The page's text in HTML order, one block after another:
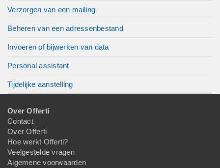
Verzorgen van een mailing
Beheren van een adressenbestand
Invoeren of bijwerken van data
Personal assistant
Tijdelijke aanstelling
Over Offerti
Contact
Over Offerti
Hoe werkt Offerti?
Veelgestelde vragen
Algemene voorwaarden